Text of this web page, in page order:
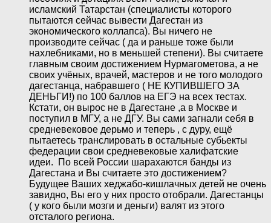
исламский Татарстан (специалисты которого
пытаются сейчас вывести Дагестан из
экономического коллапса). Вы ничего не
производите сейчас ( да и раньше тоже были
нахлебниками, но в меньшей степени). Вы считаете
главным своим достижением Нурмагометова, а не
своих учёных, врачей, мастеров и не того молодого
дагестанца, набравшего ( НЕ КУПИВШЕГО ЗА
ДЕНЬГИ!) по 100 баллов на ЕГЭ на всех тестах.
Кстати, он вырос не в Дагестане ,а в Москве и
поступил в МГУ, а не ДГУ. Вы сами загнали себя в
средневековое дерьмо и теперь , с дуру, ещё
пытаетесь транслировать в остальные субьекты
федерации свои средневековые халифатские
идеи. По всей России шарахаются банды из
Дагестана и Вы считаете это достижением?
Будущее Ваших хеджабо-кишлачных детей не очень
завидно, Вы его у них просто отобрали. Дагестанцы
( у кого были мозги и деньги) валят из этого
отсталого региона.